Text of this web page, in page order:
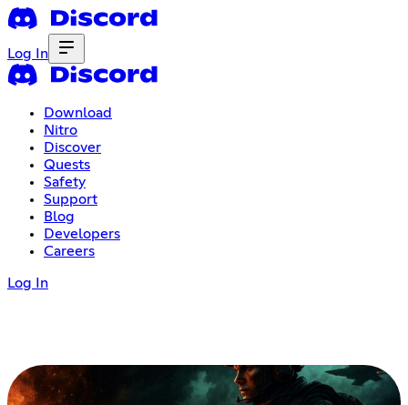
Log In
Download
Nitro
Discover
Quests
Safety
Support
Blog
Developers
Careers
Log In